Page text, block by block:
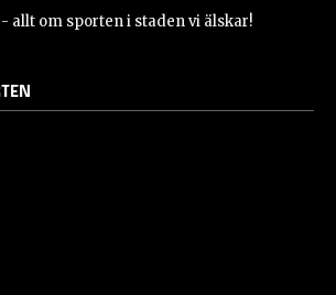
allt om sporten i staden vi älskar!